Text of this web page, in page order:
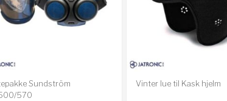
Sundström
570
Vinter lue til Kask hjelm